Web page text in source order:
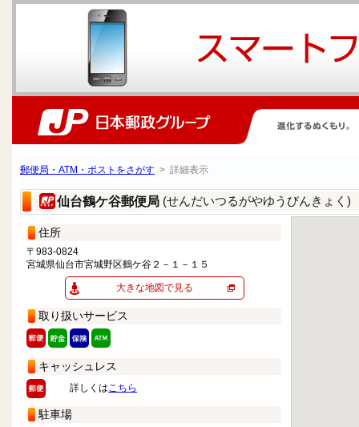
郵便局・ATM・ポストをさがす > 詳細表示
仙台鶴ケ谷郵便局 (せんだいつるがやゆうびんきょく)
住所
〒983-0824
宮城県仙台市宮城野区鶴ケ谷２－１－１５
大きな地図で見る
取り扱いサービス
キャッシュレス
詳しくはこちら
駐車場